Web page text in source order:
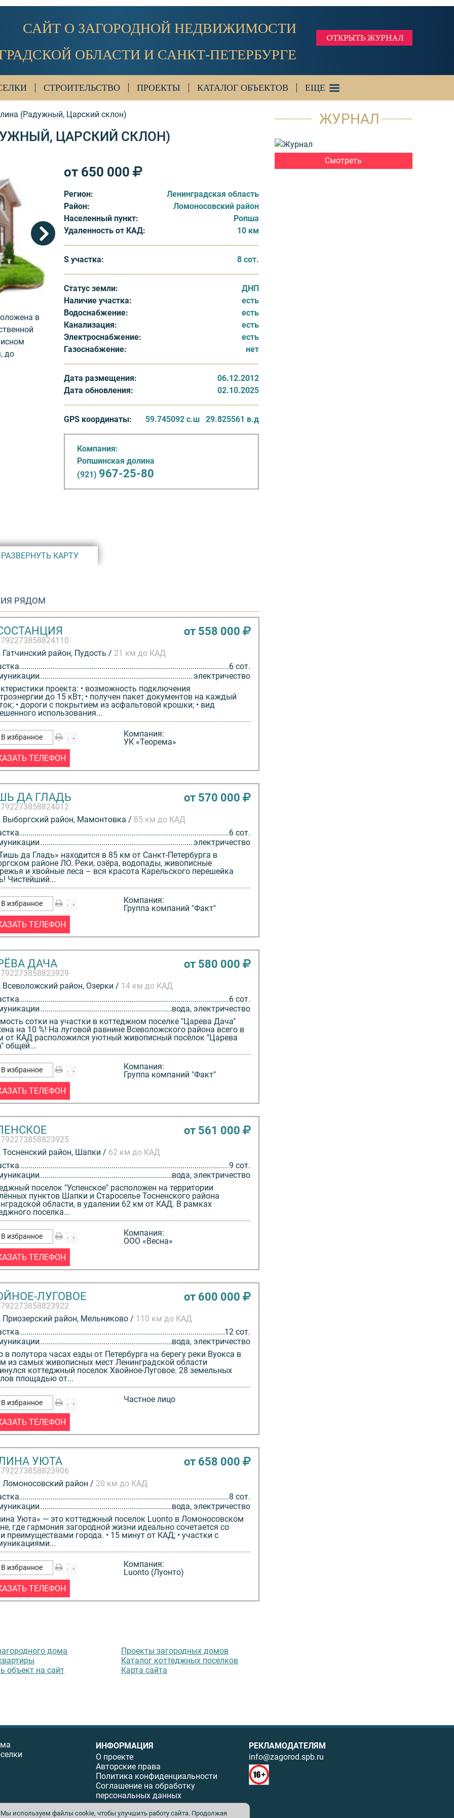
САЙТ О ЗАГОРОДНОЙ НЕДВИЖИМОСТИ
ОБЛАСТИ И САНКТ-ПЕТЕРБУРГЕ
СТРОИТЕЛЬСТВО ПРОЕКТЫ КАТАЛОГ ОБЪЕКТОВ ЕЩЕ
(Радужный, Царский склон)
ЦАРСКИЙ СКЛОН)
в
до
по цвету
от 12 до
и
форель и
от 650 000
Регион:
Ленинградская область
Район:
Ломоносовский район
Населенный пункт:
Ропша
Удаленность от КАД:
10 км
S участка: 8 сот.
Статус земли:
ДНП
Наличие участка:
есть
Водоснабжение:
есть
Канализация:
есть
Электроснабжение:
есть
Газоснабжение:
нет
Дата размещения:
06.12.2012
Дата обновления:
02.10.2025
GPS координаты: 59.745092 с.ш 29.825561 в.д
Компания:
Ропшинская долина
(921) 967-25-80
РАЗВЕРНУТЬ КАРТУ
РЯДОМ
от 558 000
район, Пудость / 21 км до КАД
6 сот.
электричество
проекта: • возможность подключения
до 15 кВт; • получен пакет документов на каждый
• дороги с покрытием из асфальтовой крошки; • вид
использования...
В избранное
Компания:
УК «Теорема»
ТЕЛЕФОН
ДА ГЛАДЬ от 570 000
район, Мамонтовка / 85 км до КАД
6 сот.
электричество
да Гладь» находится в 85 км от Санкт-Петербурга в
районе ЛО. Реки, озёра, водопады, живописные
и хвойные леса – вся красота Карельского перешейка
Чистейший...
В избранное
Компания:
Группа компаний "Факт"
ТЕЛЕФОН
ДАЧА от 580 000
район, Озерки / 14 км до КАД
6 сот.
вода, электричество
сотки на участки в коттеджном поселке "Царева Дача"
на 10 %! На луговой равнине Всеволожского района всего в
от КАД расположился уютный живописный посёлок "Царева
общей...
В избранное
Компания:
Группа компаний "Факт"
ТЕЛЕФОН
от 561 000
район, Шапки / 62 км до КАД
9 сот.
вода, электричество
поселок "Успенское" расположен на территории
пунктов Шапки и Староселье Тосненского района
области, в удалении 62 км от КАД. В рамках
поселка...
В избранное
Компания:
ООО «Весна»
ТЕЛЕФОН
ЛУГОВОЕ от 600 000
район, Мельниково / 110 км до КАД
12 сот.
вода, электричество
в полутора часах езды от Петербурга на берегу реки Вуокса в
из самых живописных мест Ленинградской области
коттеджный поселок Хвойное-Луговое. 28 земельных
площадью от...
В избранное Частное лицо
ТЕЛЕФОН
УЮТА от 658 000
район / 20 км до КАД
8 сот.
вода, электричество
Уюта» — это коттеджный поселок Luonto в Ломоносовском
где гармония загородной жизни идеально сочетается со
преимуществами города. • 15 минут от КАД; • участки с
В избранное
Компания:
Luonto (Луонто)
ТЕЛЕФОН
дома
объект на сайт
Проекты загородных домов
Каталог коттеджных поселков
Карта сайта
ЖУРНАЛ
Смотреть
ИНФОРМАЦИЯ
О проекте
Авторские права
Политика конфиденциальности
Соглашение на обработку
персональных данных
РЕКЛАМОДАТЕЛЯМ
info@zagorod.spb.ru
Мы используем файлы cookie, чтобы улучшить работу сайта. Продолжая